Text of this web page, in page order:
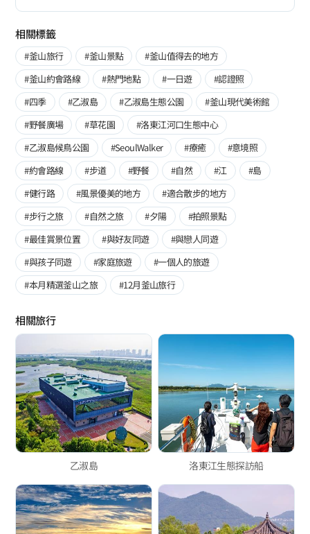
相關標籤
#釜山旅行 #釜山景點
#釜山值得去的地方
#釜山約會路線
#熱門地點 #一日遊
#認證照
#四季
#乙淑島 #乙淑島生態公園
#釜山現代美術館
#野餐廣場
#草花園
#洛東江河口生態中心
#乙淑島候鳥公園
#SeoulWalker #療癒
#意境照
#約會路線
#步道 #野餐 #自然 #江
#島
#健行路
#風景優美的地方
#適合散步的地方
#步行之旅
#自然之旅 #夕陽
#拍照景點
#最佳賞景位置
#與好友同遊
#與戀人同遊
#與孩子同遊
#家庭旅遊
#一個人的旅遊
#本月精選釜山之旅
#12月釜山旅行
相關旅行
乙淑島 洛東江生態探訪船